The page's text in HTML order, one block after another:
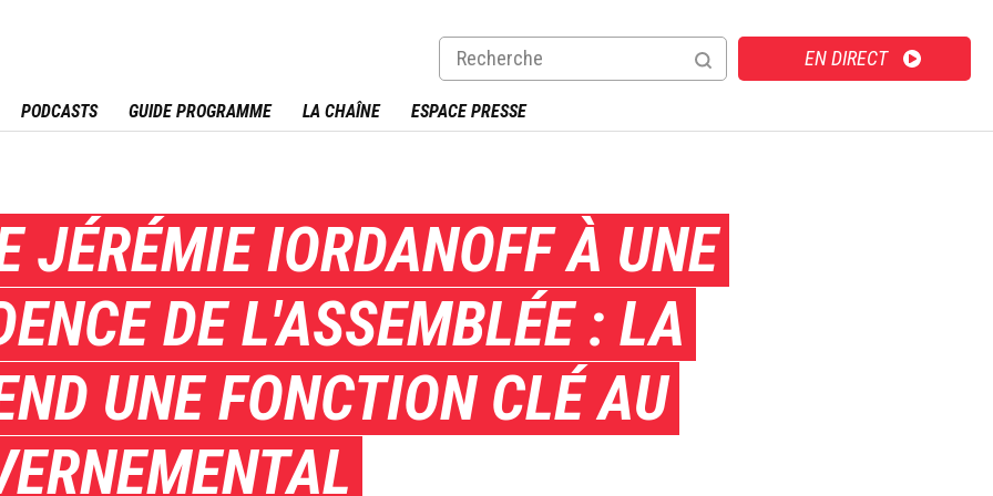
EN DIRECT
PODCASTS GUIDE PROGRAMME LA CHAÎNE ESPACE PRESSE
JÉRÉMIE IORDANOFF À UNE
DE L'ASSEMBLÉE : LA
UNE FONCTION CLÉ AU